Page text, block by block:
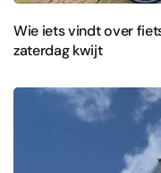
Wie iets vindt over
zaterdag kwijt